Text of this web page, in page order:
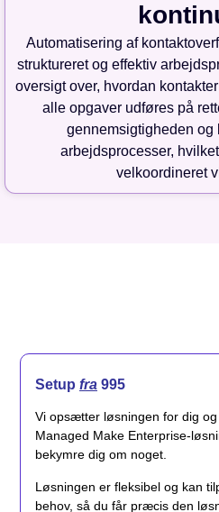
Automatisering af
struktureret og effektiv
oversigt over, hvordan
alle opgaver udføres på
gennemsigtigheden og
arbejdsprocesser,
velkoordineret
Setup fra 995
Vi opsætter løsningen for dig
Managed Make Enterprise-
bekymre dig om noget.
Løsningen er fleksibel og kan
behov, så du får præcis den